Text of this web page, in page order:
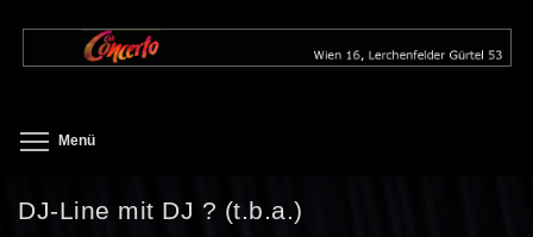
zum
Menü
DJ-Line mit DJ ? (t.b.a.)